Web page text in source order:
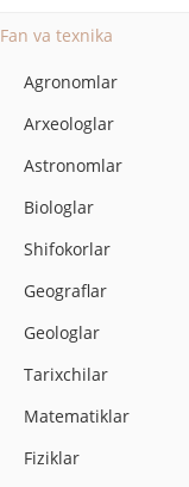
Fan va texnika
Agronomlar
Arxeologlar
Astronomlar
Biologlar
Shifokorlar
Geograflar
Geologlar
Tarixchilar
Matematiklar
Fiziklar